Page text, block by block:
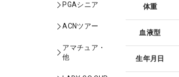
PGAシニア
ACNツアー
アマチュア・
他
体重
血液型
生年月日